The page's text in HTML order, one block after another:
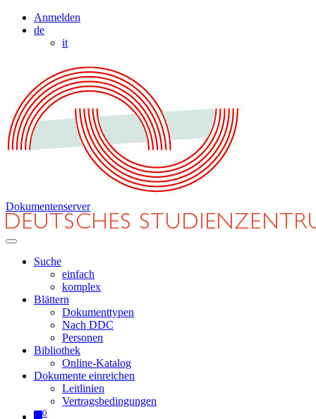
Anmelden
de
it
Dokumentenserver
Suche
einfach
komplex
Blättern
Dokumenttypen
Nach DDC
Personen
Bibliothek
Online-Katalog
Dokumente einreichen
Leitlinien
Vertragsbedingungen
0